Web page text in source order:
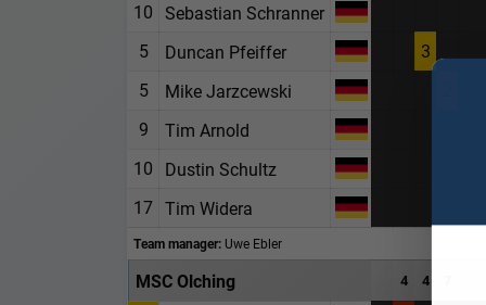
10 Sebastian Schranner
5
Duncan Pfeiffer 3
5
Mike Jarzcewski
9
Tim Arnold
10
Dustin Schultz
17 Tim Widera
Team manager: Uwe Ebler
MSC Olching 4 4